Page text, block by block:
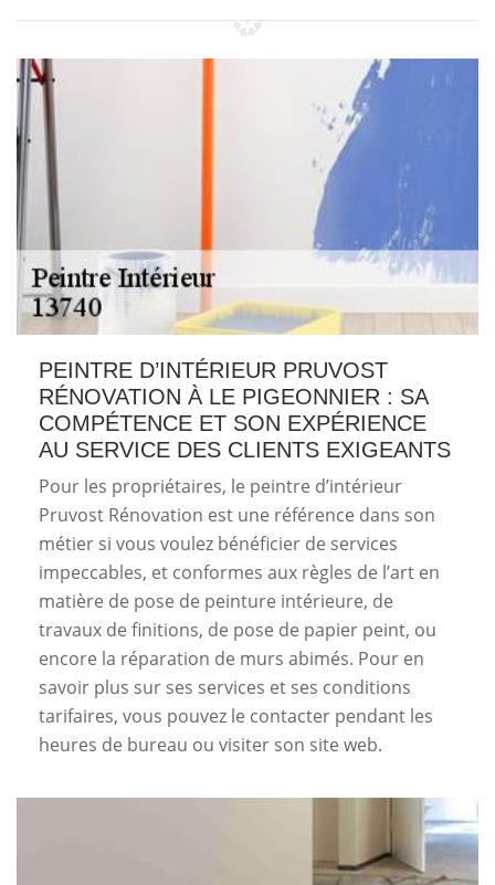
PEINTRE D’INTÉRIEUR PRUVOST
RÉNOVATION À LE PIGEONNIER : SA
COMPÉTENCE ET SON EXPÉRIENCE
AU SERVICE DES CLIENTS EXIGEANTS
Pour les propriétaires, le peintre d’intérieur
Pruvost Rénovation est une référence dans son
métier si vous voulez bénéficier de services
impeccables, et conformes aux règles de l’art en
matière de pose de peinture intérieure, de
travaux de finitions, de pose de papier peint, ou
encore la réparation de murs abimés. Pour en
savoir plus sur ses services et ses conditions
tarifaires, vous pouvez le contacter pendant les
heures de bureau ou visiter son site web.